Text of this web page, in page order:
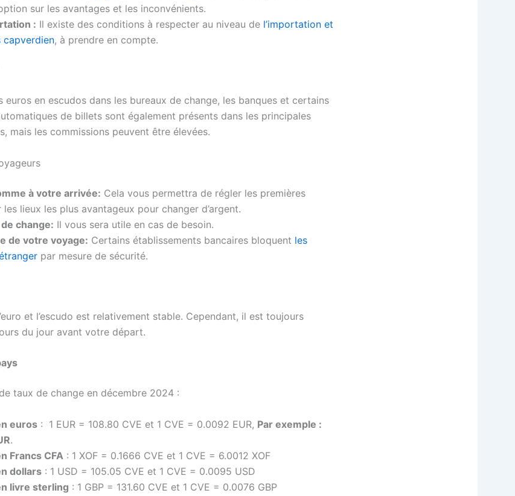
sur les avantages et les inconvénients.
: Il existe des conditions à respecter au niveau de l’importation et
capverdien, à prendre en compte.
euros en escudos dans les bureaux de change, les banques et certains
de billets sont également présents dans les principales
mais les commissions peuvent être élevées.
à votre arrivée: Cela vous permettra de régler les premières
lieux les plus avantageux pour changer d’argent.
change: Il vous sera utile en cas de besoin.
de votre voyage: Certains établissements bancaires bloquent les
par mesure de sécurité.
et l’escudo est relativement stable. Cependant, il est toujours
du jour avant votre départ.
taux de change en décembre 2024 :
euros : 1 EUR = 108.80 CVE et 1 CVE = 0.0092 EUR, Par exemple :
.
Francs CFA : 1 XOF = 0.1666 CVE et 1 CVE = 6.0012 XOF
dollars : 1 USD = 105.05 CVE et 1 CVE = 0.0095 USD
livre sterling : 1 GBP = 131.60 CVE et 1 CVE = 0.0076 GBP